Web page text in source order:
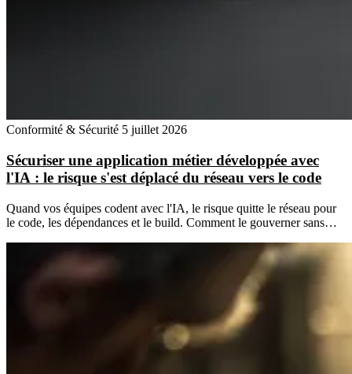
Conformité & Sécurité 5 juillet 2026
Sécuriser une application métier développée avec
l'IA : le risque s'est déplacé du réseau vers le code
Quand vos équipes codent avec l'IA, le risque quitte le réseau pour
le code, les dépendances et le build. Comment le gouverner sans…